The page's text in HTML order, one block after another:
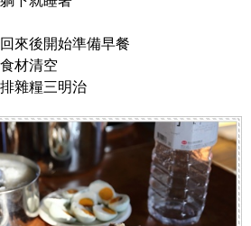
來後開始準備早餐
材清空
雜糧三明治